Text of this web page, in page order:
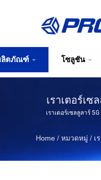
ลิตภัณฑ์ โซลูชัน
เราเตอร์เซ
เราเตอร์เซลลูลาร์
Home / หมวดหมู่ / เ